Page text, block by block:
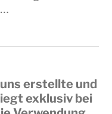
erstellte und
exklusiv bei